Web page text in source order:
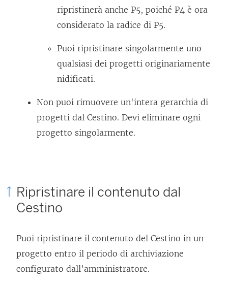
ripristinerà anche P5, poiché P4 è ora
considerato la radice di P5.
Puoi ripristinare singolarmente uno
qualsiasi dei progetti originariamente
nidificati.
Non puoi rimuovere un'intera gerarchia di
progetti dal Cestino. Devi eliminare ogni
progetto singolarmente.
Ripristinare il contenuto dal
Cestino
Puoi ripristinare il contenuto del Cestino in un
progetto entro il periodo di archiviazione
configurato dall’amministratore.